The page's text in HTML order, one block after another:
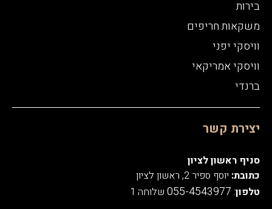
בירות
משקאות חריפים
וויסקי יפני
וויסקי אמריקאי
ברנדי
יצירת קשר
סניף ראשון לציון
כתובת: יוסף ספיר 2, ראשון לציון
טלפון:
055-4543977 שלוחה 1